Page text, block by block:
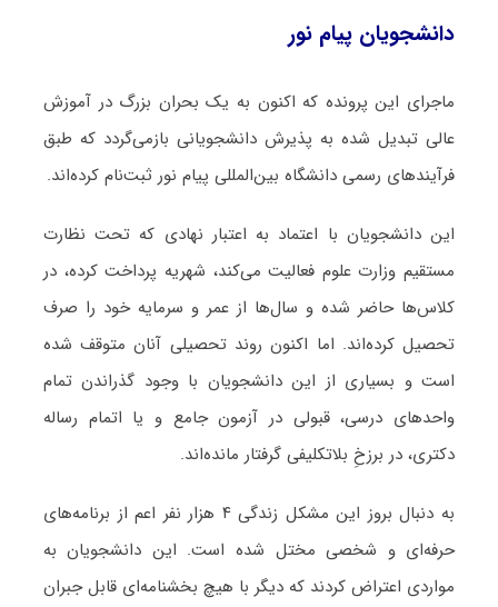
دانشجویان پیام نور
ماجرای این پرونده که اکنون به یک بحران بزرگ در آموزش
عالی تبدیل شده به پذیرش دانشجویانی بازمی‌گردد که طبق
فرآیندهای رسمی دانشگاه بین‌المللی پیام نور ثبت‌نام کرده‌اند.
این دانشجویان با اعتماد به اعتبار نهادی که تحت نظارت
مستقیم وزارت علوم فعالیت می‌کند، شهریه پرداخت کرده، در
کلاس‌ها حاضر شده و سال‌ها از عمر و سرمایه خود را صرف
تحصیل کرده‌اند. اما اکنون روند تحصیلی آنان متوقف شده
است و بسیاری از این دانشجویان با وجود گذراندن تمام
واحدهای درسی، قبولی در آزمون جامع و یا اتمام رساله
دکتری، در برزخِ بلاتکلیفی گرفتار مانده‌اند.
به دنبال بروز این مشکل زندگی ۴ هزار نفر اعم از برنامه‌های
حرفه‌ای و شخصی مختل شده است. این دانشجویان به
مواردی اعتراض کردند که دیگر با هیچ بخشنامه‌ای قابل جبران